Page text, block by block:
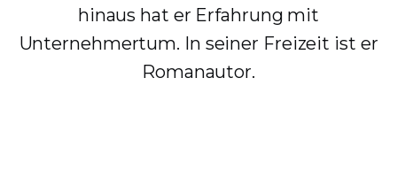
hinaus hat er Erfahrung mit
Unternehmertum. In seiner Freizeit ist er
Romanautor.